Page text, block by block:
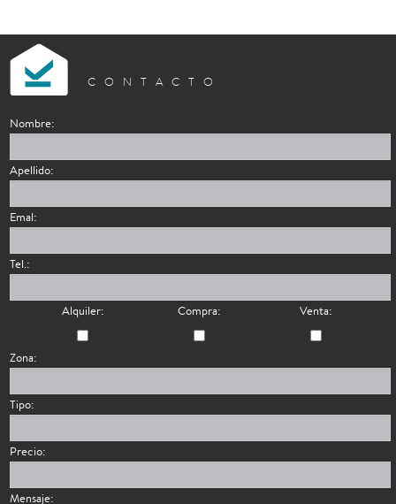
CONTACTO
Nombre:
Apellido:
Emal:
Tel.:
Alquiler: Compra: Venta:
Zona:
Tipo:
Precio:
Mensaje: